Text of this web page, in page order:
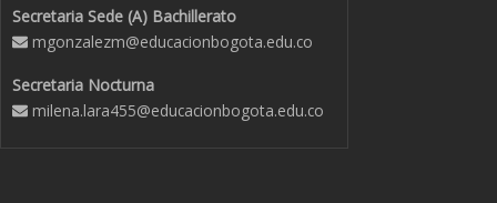
Secretaria Sede (A) Bachillerato
mgonzalezm@educacionbogota.edu.co
Secretaria Nocturna
milena.lara455@educacionbogota.edu.co